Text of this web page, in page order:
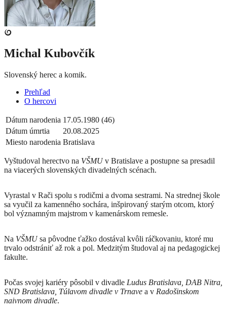
Michal Kubovčík
Slovenský herec a komik.
Prehľad
O hercovi
Dátum narodenia 17.05.1980 (46)
Dátum úmrtia
20.08.2025
Miesto narodenia Bratislava
Vyštudoval herectvo na VŠMUv Bratislave a postupne sa presadil
na viacerých slovenských divadelných scénach.
Vyrastal v Rači spolu s rodičmi a dvoma sestrami. Na strednej škole
sa vyučil za kamenného sochára, inšpirovaný starým otcom, ktorý
bol významným majstrom v kamenárskom remesle.
Na VŠMUsa pôvodne ťažko dostával kvôli ráčkovaniu, ktoré mu
trvalo odstrániť až rok a pol. Medzitým študoval aj na pedagogickej
fakulte.
Počas svojej kariéry pôsobil v divadle Ludus Bratislava, DAB Nitra,
SND Bratislava, Túlavom divadle v Trnave a v Radošinskom
naivnom divadle.